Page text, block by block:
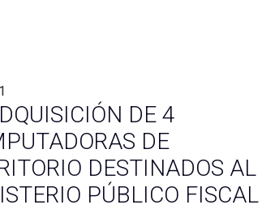
DE 4
DE
DESTINADOS AL
PÚBLICO FISCAL